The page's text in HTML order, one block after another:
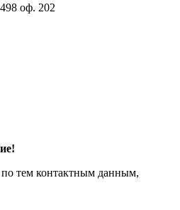
оф. 202
тем контактным данным,